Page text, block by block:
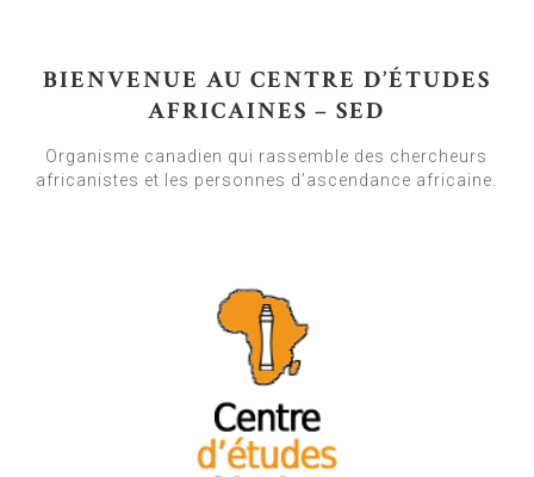
BIENVENUE AU CENTRE D’ÉTUDES
AFRICAINES – SED
Organisme canadien qui rassemble des chercheurs
africanistes et les personnes d’ascendance africaine.